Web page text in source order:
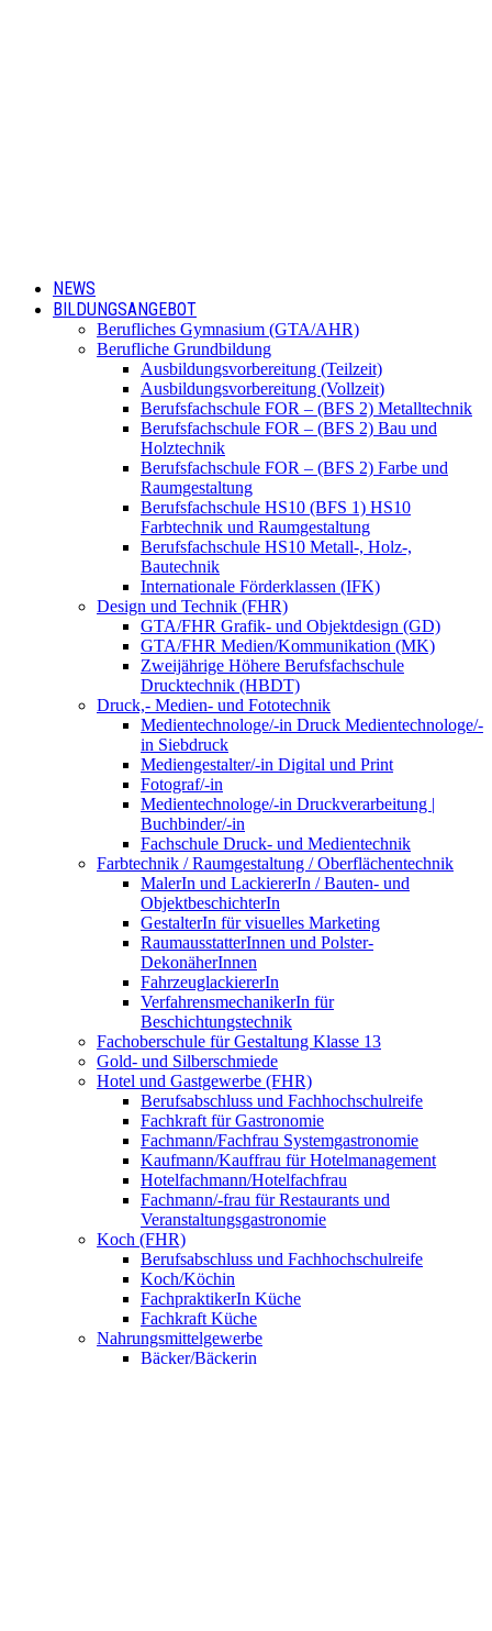
NEWS
BILDUNGSANGEBOT
Berufliches Gymnasium (GTA/AHR)
Berufliche Grundbildung
Ausbildungsvorbereitung (Teilzeit)
Ausbildungsvorbereitung (Vollzeit)
Berufsfachschule FOR – (BFS 2) Metalltechnik
Berufsfachschule FOR – (BFS 2) Bau und
Holztechnik
Berufsfachschule FOR – (BFS 2) Farbe und
Raumgestaltung
Berufsfachschule HS10 (BFS 1) HS10
Farbtechnik und Raumgestaltung
Berufsfachschule HS10 Metall-, Holz-,
Bautechnik
Internationale Förderklassen (IFK)
Design und Technik (FHR)
GTA/FHR Grafik- und Objektdesign (GD)
GTA/FHR Medien/Kommunikation (MK)
Zweijährige Höhere Berufsfachschule
Drucktechnik (HBDT)
Druck,- Medien- und Fototechnik
Medientechnologe/-in Druck Medientechnologe/-
in Siebdruck
Mediengestalter/-in Digital und Print
Fotograf/-in
Medientechnologe/-in Druckverarbeitung |
Buchbinder/-in
Fachschule Druck- und Medientechnik
Farbtechnik / Raumgestaltung / Oberflächentechnik
MalerIn und LackiererIn / Bauten- und
ObjektbeschichterIn
GestalterIn für visuelles Marketing
RaumausstatterInnen und Polster-
DekonäherInnen
FahrzeuglackiererIn
VerfahrensmechanikerIn für
Beschichtungstechnik
Fachoberschule für Gestaltung Klasse 13
Gold- und Silberschmiede
Hotel und Gastgewerbe (FHR)
Berufsabschluss und Fachhochschulreife
Fachkraft für Gastronomie
Fachmann/Fachfrau Systemgastronomie
Kaufmann/Kauffrau für Hotelmanagement
Hotelfachmann/Hotelfachfrau
Fachmann/-frau für Restaurants und
Veranstaltungsgastronomie
Koch (FHR)
Berufsabschluss und Fachhochschulreife
Koch/Köchin
FachpraktikerIn Küche
Fachkraft Küche
Nahrungsmittelgewerbe
Bäcker/Bäckerin